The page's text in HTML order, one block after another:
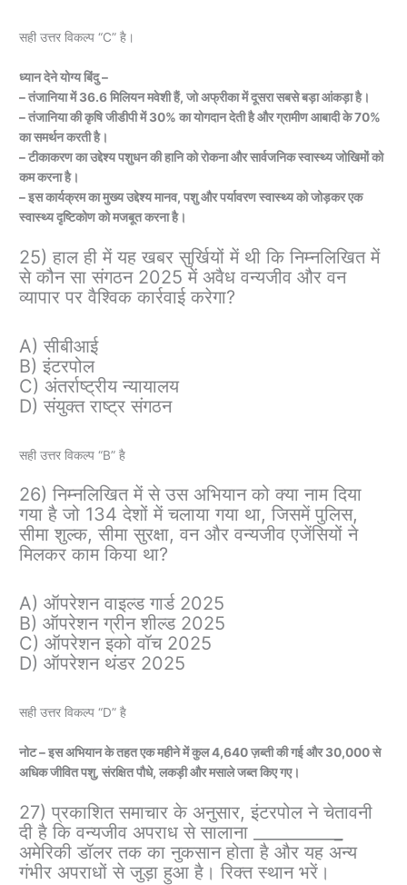
सही उत्तर विकल्प “C” है।
ध्यान देने योग्य बिंदु –
– तंजानिया में 36.6 मिलियन मवेशी हैं, जो अफ्रीका में दूसरा सबसे बड़ा आंकड़ा है।
– तंजानिया की कृषि जीडीपी में 30% का योगदान देती है और ग्रामीण आबादी के 70%
का समर्थन करती है।
– टीकाकरण का उद्देश्य पशुधन की हानि को रोकना और सार्वजनिक स्वास्थ्य जोखिमों को
कम करना है।
– इस कार्यक्रम का मुख्य उद्देश्य मानव, पशु और पर्यावरण स्वास्थ्य को जोड़कर एक
स्वास्थ्य दृष्टिकोण को मजबूत करना है।
25) हाल ही में यह खबर सुर्खियों में थी कि निम्नलिखित में
से कौन सा संगठन 2025 में अवैध वन्यजीव और वन
व्यापार पर वैश्विक कार्रवाई करेगा?
A) सीबीआई
B) इंटरपोल
C) अंतर्राष्ट्रीय न्यायालय
D) संयुक्त राष्ट्र संगठन
सही उत्तर विकल्प “B” है
26) निम्नलिखित में से उस अभियान को क्या नाम दिया
गया है जो 134 देशों में चलाया गया था, जिसमें पुलिस,
सीमा शुल्क, सीमा सुरक्षा, वन और वन्यजीव एजेंसियों ने
मिलकर काम किया था?
A) ऑपरेशन वाइल्ड गार्ड 2025
B) ऑपरेशन ग्रीन शील्ड 2025
C) ऑपरेशन इको वॉच 2025
D) ऑपरेशन थंडर 2025
सही उत्तर विकल्प “D” है
नोट – इस अभियान के तहत एक महीने में कुल 4,640 ज़ब्ती की गई और 30,000 से
अधिक जीवित पशु, संरक्षित पौधे, लकड़ी और मसाले जब्त किए गए।
27) प्रकाशित समाचार के अनुसार, इंटरपोल ने चेतावनी
दी है कि वन्यजीव अपराध से सालाना __________
अमेरिकी डॉलर तक का नुकसान होता है और यह अन्य
गंभीर अपराधों से जुड़ा हुआ है। रिक्त स्थान भरें।